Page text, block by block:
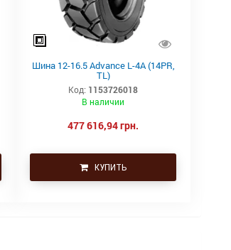
Шина 12-16.5 Advance L-4A (14PR,
TL)
Код: 1153726018
В наличии
477 616,94 грн.
КУПИТЬ